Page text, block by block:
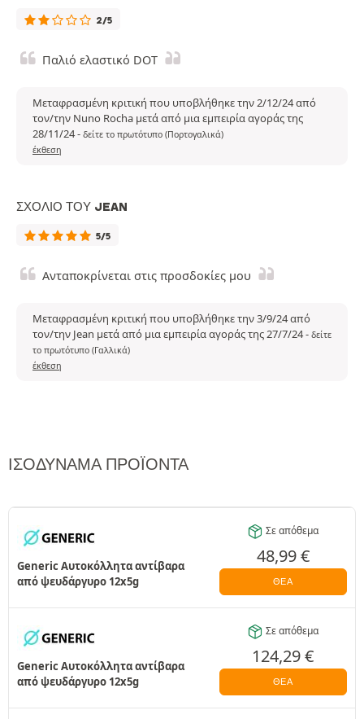
2/5
Παλιό ελαστικό DOT
Μεταφρασμένη κριτική που υποβλήθηκε την 2/12/24 από
τον/την Nuno Rocha μετά από μια εμπειρία αγοράς της
28/11/24- δείτε το πρωτότυπο (Πορτογαλικά)
έκθεση
ΣΧΌΛΙΟ ΤΟΥ JEAN
5/5
Ανταποκρίνεται στις προσδοκίες μου
Μεταφρασμένη κριτική που υποβλήθηκε την 3/9/24 από
τον/την Jean μετά από μια εμπειρία αγοράς της 27/7/24- δείτε
το πρωτότυπο (Γαλλικά)
έκθεση
ΙΣΟΔΎΝΑΜΑ ΠΡΟΪΌΝΤΑ
Generic Αυτοκόλλητα αντίβαρα
από ψευδάργυρο 12x5g
Σε απόθεμα
48,99€
ΘΈΑ
Generic Αυτοκόλλητα αντίβαρα
από ψευδάργυρο 12x5g
Σε απόθεμα
124,29€
ΘΈΑ